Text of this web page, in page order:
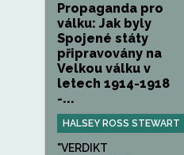
Propaganda pro
válku: Jak byly
Spojené státy
připravovány na
Velkou válku v
letech 1914-1918
-...
HALSEY ROSS STEWART
"VERDIKT